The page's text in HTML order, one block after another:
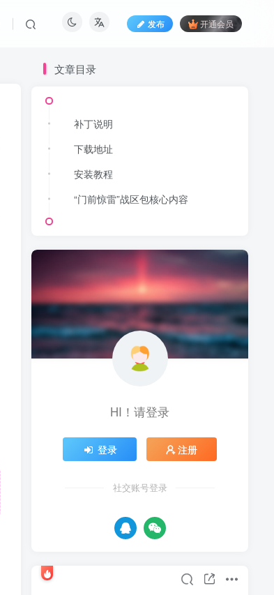
发布 开通会员
文章目录
补丁说明
下载地址
安装教程
“门前惊雷”战区包核心内容
HI！请登录
登录 注册
社交账号登录